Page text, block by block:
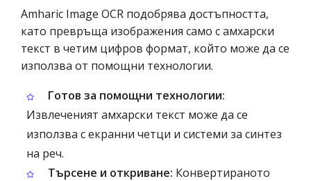
Amharic Image OCR подобрява достъпността,
като превръща изображения само с амхарски
текст в четим цифров формат, който може да се
използва от помощни технологии.
Готов за помощни технологии:
Извлеченият амхарски текст може да се
използва с екранни четци и системи за синтез
на реч.
Търсене и откриване: Конвертираното